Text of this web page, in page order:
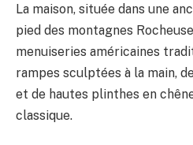
La maison, située dans une
pied des montagnes
menuiseries américaines
rampes sculptées à la main,
et de hautes plinthes en
classique.